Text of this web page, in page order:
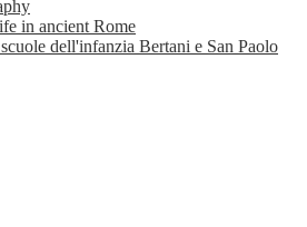
in ancient Rome
dell'infanzia Bertani e San Paolo